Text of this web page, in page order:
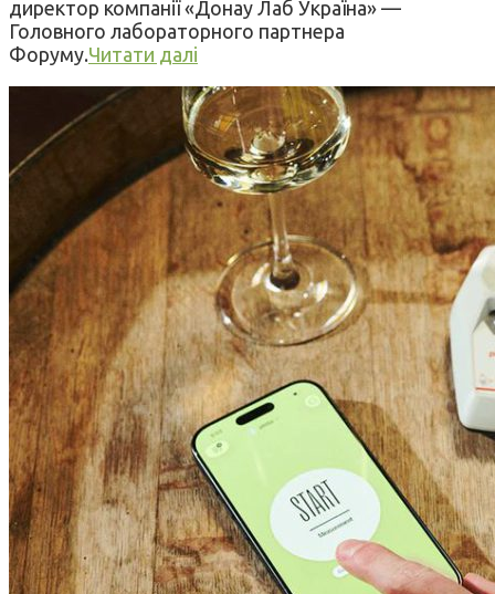
директор компанії «Донау Лаб Україна» —
Головного лабораторного партнера
Форуму.Читати далі